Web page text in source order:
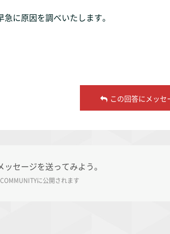
に原因を調べいたします。
この回答にメッセ
セージを送ってみよう。
COMMUNITYに公開されます